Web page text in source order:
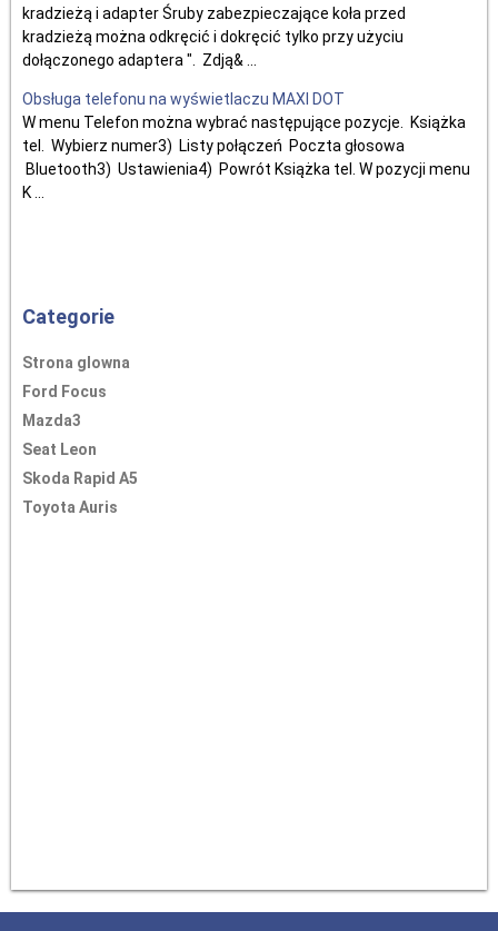
kradzieżą i adapter Śruby zabezpieczające koła przed
kradzieżą można odkręcić i dokręcić tylko przy użyciu
dołączonego adaptera ". Zdją& ...
Obsługa telefonu na wyświetlaczu MAXI DOT
W menu Telefon można wybrać następujące pozycje. Książka
tel. Wybierz numer3) Listy połączeń Poczta głosowa
Bluetooth3) Ustawienia4) Powrót Książka tel. W pozycji menu
K ...
Categorie
Strona glowna
Ford Focus
Mazda3
Seat Leon
Skoda Rapid A5
Toyota Auris